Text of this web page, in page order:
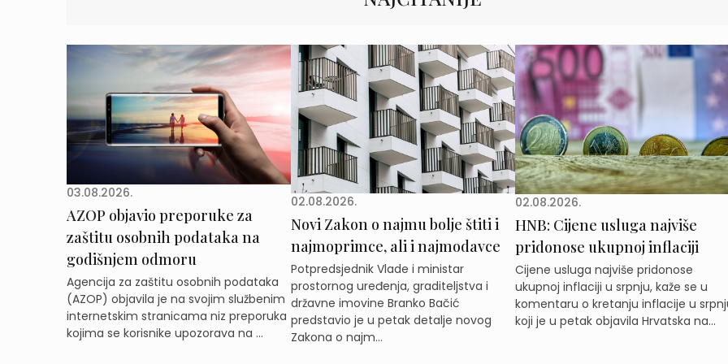
03.08.2026.
AZOP objavio preporuke za
zaštitu osobnih podataka na
godišnjem odmoru
Agencija za zaštitu osobnih podataka
(AZOP) objavila je na svojim službenim
internetskim stranicama niz preporuka
kojima se korisnike upozorava na ...
02.08.2026.
Novi Zakon o najmu bolje štiti i
najmoprimce, ali i najmodavce
Potpredsjednik Vlade i ministar
prostornog uređenja, graditeljstva i
državne imovine Branko Bačić
predstavio je u petak detalje novog
Zakona o najm...
02.08.2026.
HNB: Cijene usluga najviše
pridonose ukupnoj inflaciji
Cijene usluga najviše pridonose
ukupnoj inflaciji u srpnju, kaže se u
komentaru o kretanju inflacije u
koji je u petak objavila Hrvatska na...